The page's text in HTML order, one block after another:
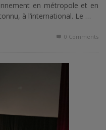
en métropole et en
à l’international. Le …
0 Comments